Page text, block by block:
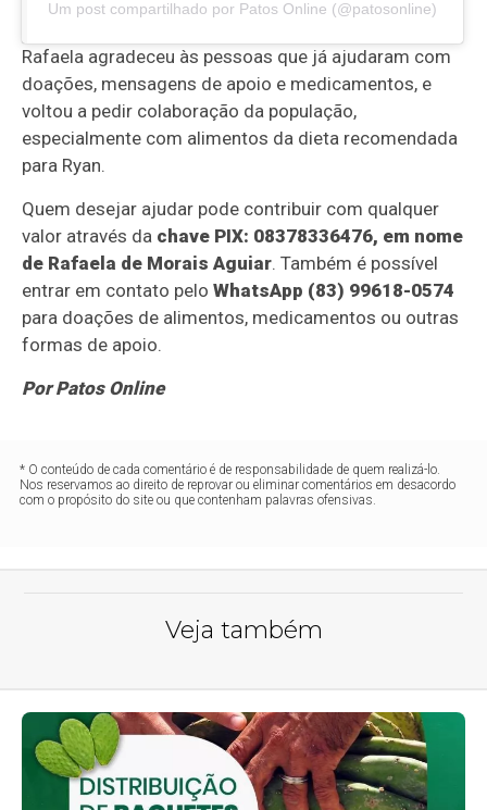
Um post compartilhado por Patos Online (@patosonline)
Rafaela agradeceu às pessoas que já ajudaram com
doações, mensagens de apoio e medicamentos, e
voltou a pedir colaboração da população,
especialmente com alimentos da dieta recomendada
para Ryan.
Quem desejar ajudar pode contribuir com qualquer
valor através da chave PIX: 08378336476, em nome
de Rafaela de Morais Aguiar. Também é possível
entrar em contato peloWhatsApp (83) 99618-0574
para doações de alimentos, medicamentos ou outras
formas de apoio.
Por Patos Online
* O conteúdo de cada comentário é de responsabilidade de quem realizá-lo.
Nos reservamos ao direito de reprovar ou eliminar comentários em desacordo
com o propósito do site ou que contenham palavras ofensivas.
Veja também